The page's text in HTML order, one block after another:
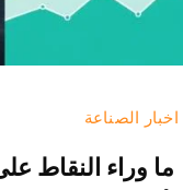
اخبار الصناعة
ما وراء النقاط